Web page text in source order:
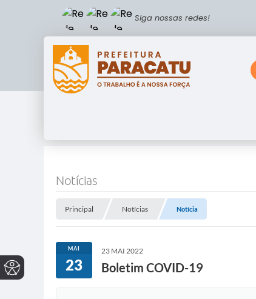
Siga nossas redes!
Notícias
Principal Notícias Notícia
MAI
23
23 MAI 2022
Boletim COVID-19